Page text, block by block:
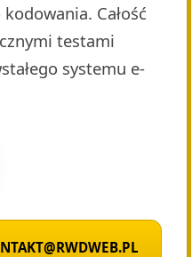
Całość
testami
systemu e-